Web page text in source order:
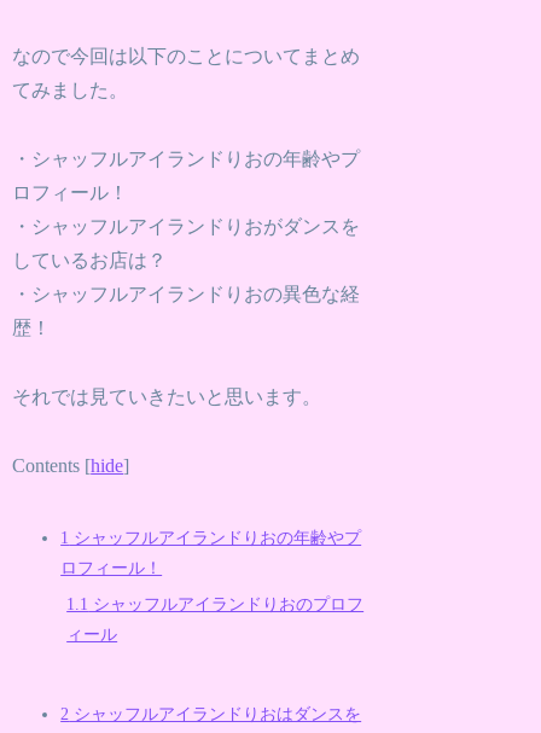
なので今回は以下のことについてまとめ
てみました。
・シャッフルアイランドりおの年齢やプ
ロフィール！
・シャッフルアイランドりおがダンスを
しているお店は？
・シャッフルアイランドりおの異色な経
歴！
それでは見ていきたいと思います。
Contents [hide]
1 シャッフルアイランドりおの年齢やプ
ロフィール！
1.1 シャッフルアイランドりおのプロフ
ィール
2 シャッフルアイランドりおはダンスを